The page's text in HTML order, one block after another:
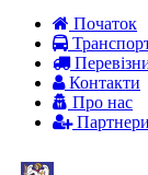
Початок
Контакти
Про нас
Партнери